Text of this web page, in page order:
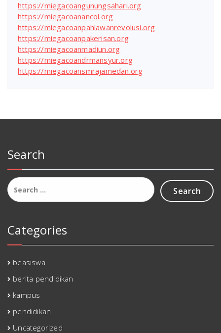
https://miegacoangunungsahari.org
https://miegacoanancol.org
https://miegacoanpahlawanrevolusi.org
https://miegacoanpakerisan.org
https://miegacoanmadiun.org
https://miegacoandrmansyur.org
https://miegacoansmrajamedan.org
Search
Search
for:
Categories
beasiswa
berita pendidikan
kampus
pendidikan
Uncategorized